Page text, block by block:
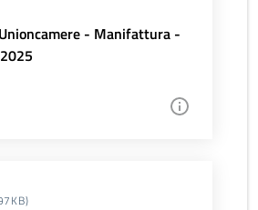
- Manifattura -